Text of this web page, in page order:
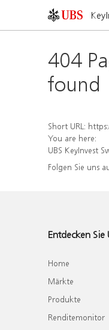
404
found
Short URL: https://
You are here:
UBS KeyInvest
Folgen Sie uns
Entdecken Sie
Home
Märkte
Produkte
Renditemonitor